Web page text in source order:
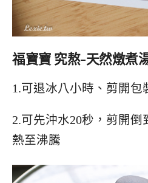
福寶寶 究熬-天然燉煮
1.可退冰八小時、剪開包
2.可先沖水20秒，剪開倒
熱至沸騰